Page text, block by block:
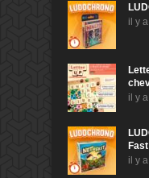
il y
il y
Fast
il y